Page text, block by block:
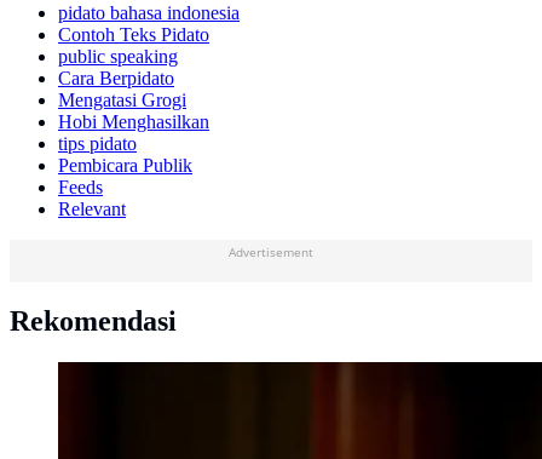
pidato bahasa indonesia
Contoh Teks Pidato
public speaking
Cara Berpidato
Mengatasi Grogi
Hobi Menghasilkan
tips pidato
Pembicara Publik
Feeds
Relevant
Advertisement
Rekomendasi